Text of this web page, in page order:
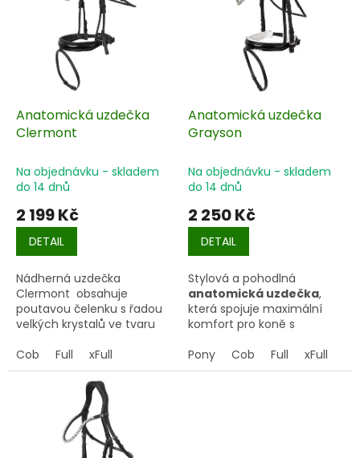
Anatomická uzdečka
Clermont
Na objednávku - skladem
do 14 dnů
2 199 Kč
DETAIL
Nádherná uzdečka
Clermont obsahuje
poutavou čelenku s řadou
velkých krystalů ve tvaru
přirozeně krásný tvar hlavy
vašeho koně.
Cob Full xFull
Anatomická uzdečka
Grayson
Na objednávku - skladem
do 14 dnů
2 250 Kč
DETAIL
Stylová a pohodlná
anatomická uzdečka,
která spojuje maximální
komfort pro koně s
Pony
Cob Full xFull